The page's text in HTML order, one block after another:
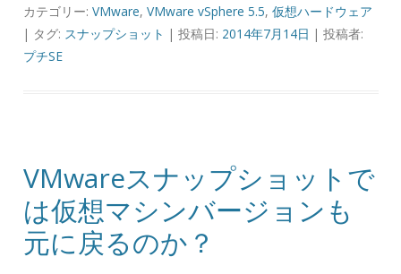
カテゴリー: VMware, VMware vSphere 5.5, 仮想ハードウェア
| タグ: スナップショット | 投稿日: 2014年7月14日 | 投稿者:
プチSE
VMwareスナップショットで
は仮想マシンバージョンも
元に戻るのか？